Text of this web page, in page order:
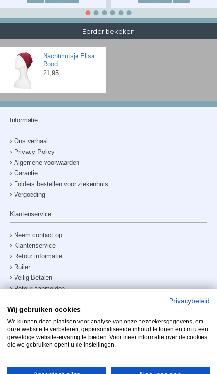
Eerder bekeken
Nachtmutsje Elisa
Rood
21,95
Informatie
Ons verhaal
Privacy Policy
Algemene voorwaarden
Garantie
Folders bestellen voor ziekenhuis
Vergoeding
Klantenservice
Neem contact op
Klantenservice
Retour informatie
Ruilen
Veilig Betalen
Retour aanmelden
Site map
Telefoonnummer:+31238882885
Mijn account
Privacybeleid
Wij gebruiken cookies
We kunnen deze plaatsen voor analyse van onze bezoekersgegevens, om
onze website te verbeteren, gepersonaliseerde inhoud te tonen en om u een
geweldige website-ervaring te bieden. Voor meer informatie over de cookies
die we gebruiken opent u de instellingen.